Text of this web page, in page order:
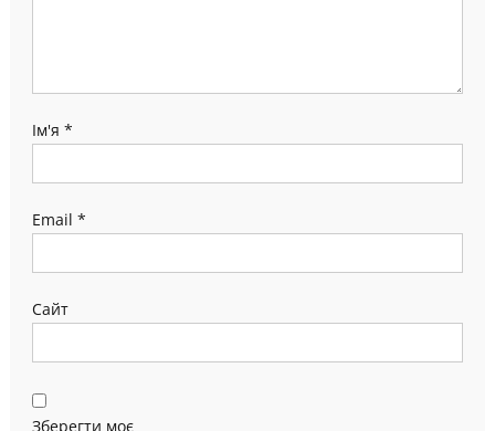
Ім'я *
Email *
Сайт
Зберегти моє